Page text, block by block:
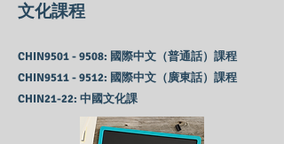
文化課程
CHIN9501 - 9508: 國際中文（普通話）課程
CHIN9511 - 9512: 國際中文（廣東話）課程
CHIN21-22: 中國文化課